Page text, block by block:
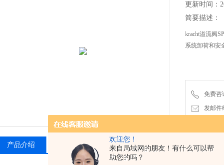
欢迎您！
来自局域网的朋友！有什么可以帮
助您的吗？
更新时间：
简要描述：
kracht溢流阀
系统卸荷和安
免费咨
发邮件
产品介绍 相关产品 留言询价